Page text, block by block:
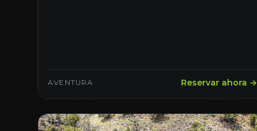
AVENTURA Reservar ahora →